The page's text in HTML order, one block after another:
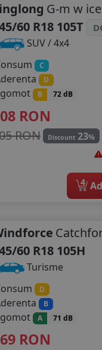
G-m w
60 R18 105T
SUV / 4x4
C
D
B 72 dB
RON
RON Discount 23%
4
60 R18 105H
Turisme
D
B
A 71 dB
RON